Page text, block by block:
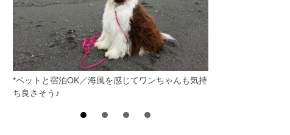
*ペットと宿泊OK／海風を感じてワンちゃんも気持
ち良さそう♪